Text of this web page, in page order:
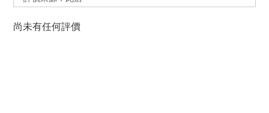
尚未有任何評價